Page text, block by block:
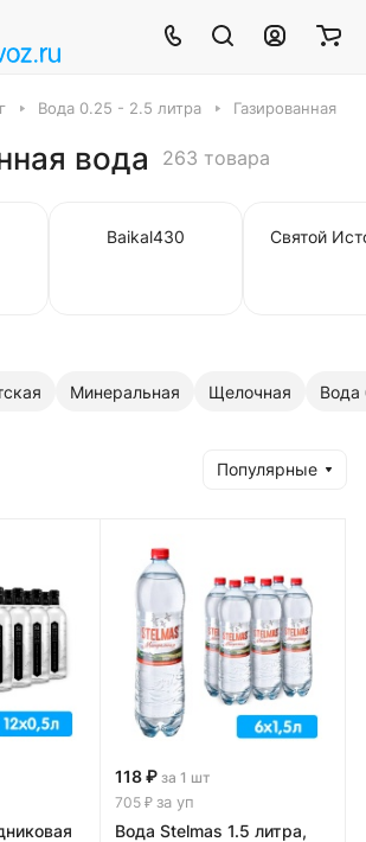
Вода 0.25 - 2.5 литра Газированная
вода 263 товара
Baikal430 Святой
Минеральная Щелочная Вода
Популярные
118 ₽ за 1 шт
705 ₽ за уп
Вода Stelmas 1.5 литра,